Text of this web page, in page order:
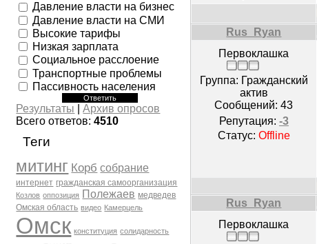
Давление власти на бизнес
Давление власти на СМИ
Высокие тарифы
Низкая зарплата
Социальное расслоение
Транспортные проблемы
Пассивность населения
Результаты |Архив опросов
Всего ответов:4510
Теги
митинг Корб собрание
интернет гражданская самоорганизация
Козлов оппозиция Полежаев медведев
Омская область видео Камерцель
Омск конституция солидарность
Rus_Ryan
Первоклашка
Группа: Гражданский
актив
Сообщений:43
Репутация: -3
Статус: Offline
Rus_Ryan
Первоклашка